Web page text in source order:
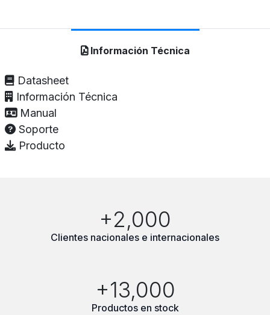
Información Técnica
Datasheet
Información Técnica
Manual
Soporte
Producto
+2,000
Clientes nacionales e internacionales
+13,000
Productos en stock